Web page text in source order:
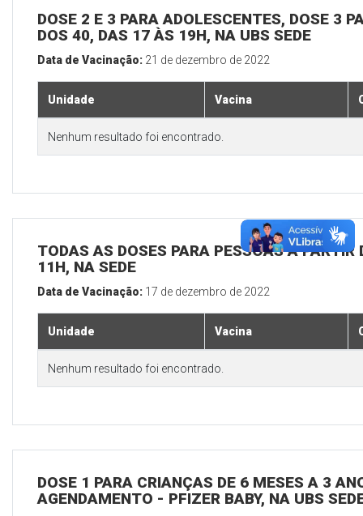
DOSE 2 E 3 PARA ADOLESCENTES, DOSE 3
DOS 40, DAS 17 ÀS 19H, NA UBS SEDE
Data de Vacinação: 21 de dezembro de 2022
Unidade Vacina
Nenhum resultado foi encontrado.
TODAS AS DOSES PARA PESSOAS A
11H, NA SEDE
Data de Vacinação: 17 de dezembro de 2022
Unidade Vacina
Nenhum resultado foi encontrado.
DOSE 1 PARA CRIANÇAS DE 6 MESES A 3
AGENDAMENTO - PFIZER BABY, NA UBS